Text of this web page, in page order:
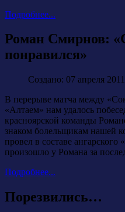
Подробнее...
Роман Смирнов:
понравился»
Создано: 07 апреля 2011
В перерыве матча между
«Алтаем» нам удалось
красноярской команды
знаком болельщикам нашей
провел в составе
произошло у Романа за
Подробнее...
Порезвились…